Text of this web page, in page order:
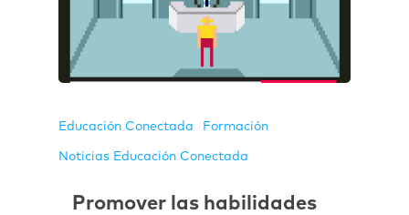
Educación Conectada Formación
Noticias Educación Conectada
Promover las habilidades